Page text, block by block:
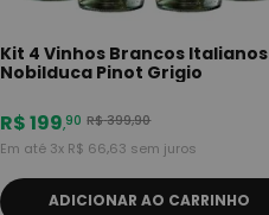
Kit 4 Vinhos Brancos Italianos
Nobilduca Pinot Grigio
R$199,90 R$399,90
Em até 3x R$ 66,63 sem juros
ADICIONAR AO CARRINHO